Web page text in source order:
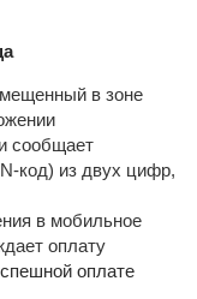
в зоне
сообщает
код) из двух цифр,
в мобильное
оплату
оплате